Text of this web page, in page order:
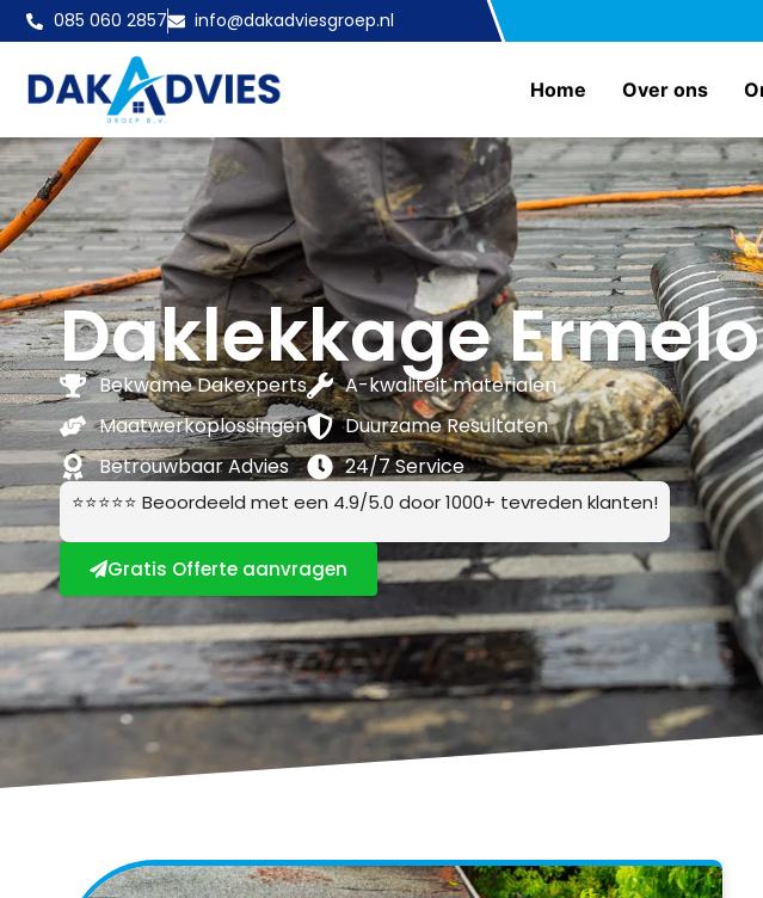
085 060 2857 info@dakadviesgroep.nl
Home Over ons
Daklekkage Ermelo
Bekwame Dakexperts
Maatwerkoplossingen
Betrouwbaar Advies
A-kwaliteit materialen
Duurzame Resultaten
24/7 Service
⭐⭐⭐⭐⭐ Beoordeeld met een 4.9/5.0 door 1000+ tevreden klanten!
Gratis Offerte aanvragen